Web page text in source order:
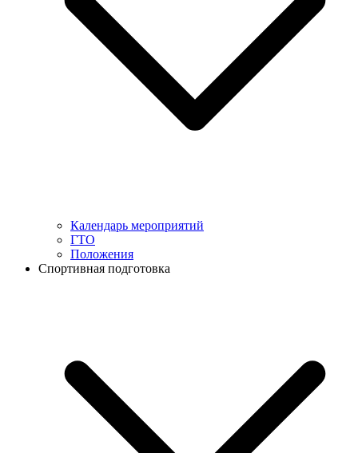
Календарь мероприятий
ГТО
Положения
Спортивная подготовка